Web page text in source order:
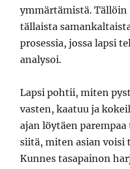
ymmärtämistä.
tällaista
prosessia, jossa lapsi
analysoi.
Lapsi pohtii, miten
vasten, kaatuu ja
ajan löytäen
siitä, miten asian voisi
Kunnes tasapainon